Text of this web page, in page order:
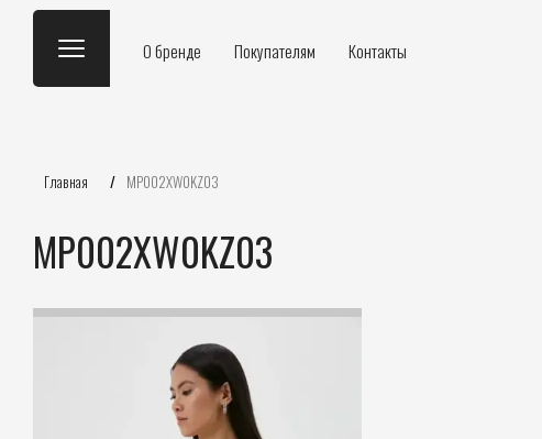
О бренде Покупателям Контакты
Главная / MP002XW0KZ03
MP002XW0KZ03